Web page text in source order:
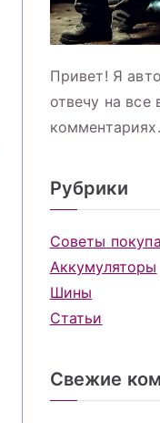
Привет! Я
отвечу на
комментариях.
Рубрики
Советы
Аккумуляторы
Шины
Статьи
Свежие